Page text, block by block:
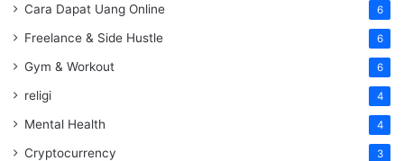
Cara Dapat Uang Online 6
Freelance & Side Hustle 6
Gym & Workout 6
religi 4
Mental Health 4
Cryptocurrency 3